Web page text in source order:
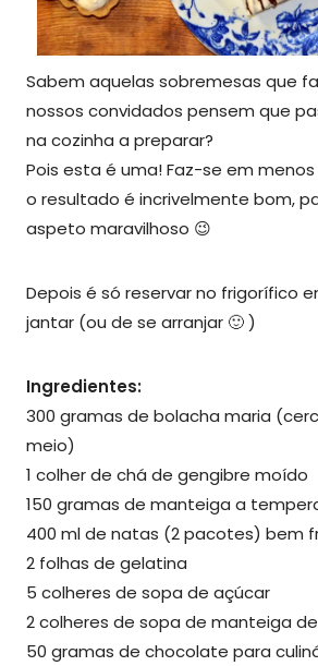
Sabem aquelas sobremesas que
nossos convidados pensem que
na cozinha a preparar?
Pois esta é uma! Faz-se em
o resultado é incrivelmente bom,
aspeto maravilhoso 😉
Depois é só reservar no frigorífico
jantar (ou de se arranjar 🙂 )
Ingredientes:
300 gramas de bolacha maria
meio)
1 colher de chá de gengibre moído
150 gramas de manteiga a
400 ml de natas (2 pacotes) bem
2 folhas de gelatina
5 colheres de sopa de açúcar
2 colheres de sopa de manteiga
50 gramas de chocolate para